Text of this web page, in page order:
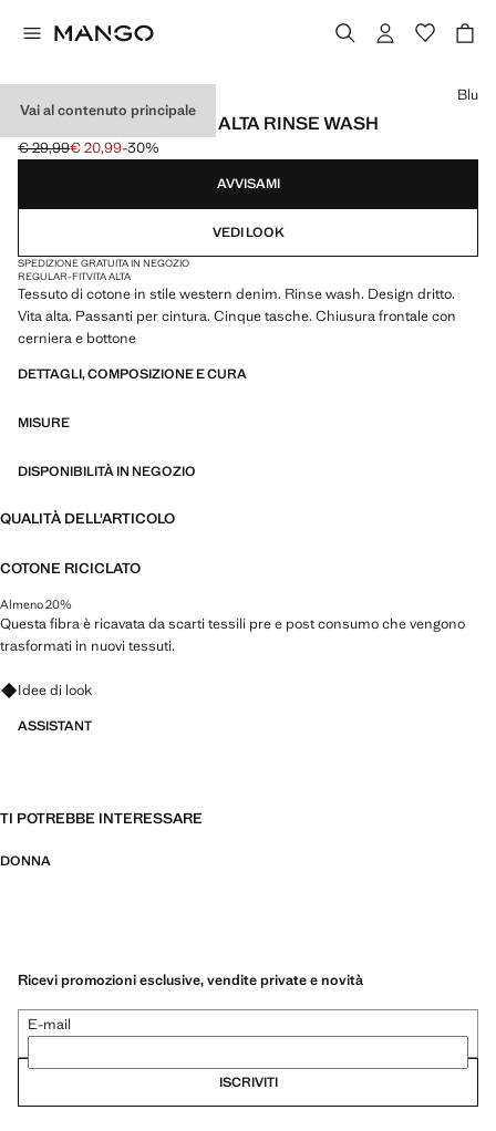
Vai al contenuto principale
BERMUDA DENIM VITA ALTA RINSE WASH
Prezzo iniziale depennato [€ 29,99 ]
€ 29,99
Prezzo attuale [€ 20,99 ]
€ 20,99-30%
Seleziona un colore
Blu
AVVISAMI
VEDI LOOK
SPEDIZIONE GRATUITA IN NEGOZIO
REGULAR-FITVITA ALTA
Tessuto di cotone in stile western denim. Rinse wash. Design dritto.
Vita alta. Passanti per cintura. Cinque tasche. Chiusura frontale con
cerniera e bottone
DETTAGLI, COMPOSIZIONE E CURA
MISURE
DISPONIBILITÀ IN NEGOZIO
QUALITÀ DELL'ARTICOLO
COTONE RICICLATO
Almeno 20%
Questa fibra è ricavata da scarti tessili pre e post consumo che vengono
trasformati in nuovi tessuti.
Fai domande su look, capi e tendenze
Idee di look
ASSISTANT
TI POTREBBE INTERESSARE
DONNA
Ricevi promozioni esclusive, vendite private e novità
E-mail
ISCRIVITI